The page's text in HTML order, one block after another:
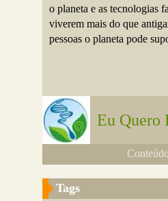
o planeta e as tecnologias
viverem mais do que
pessoas o planeta pode
Eu Quero
Tags